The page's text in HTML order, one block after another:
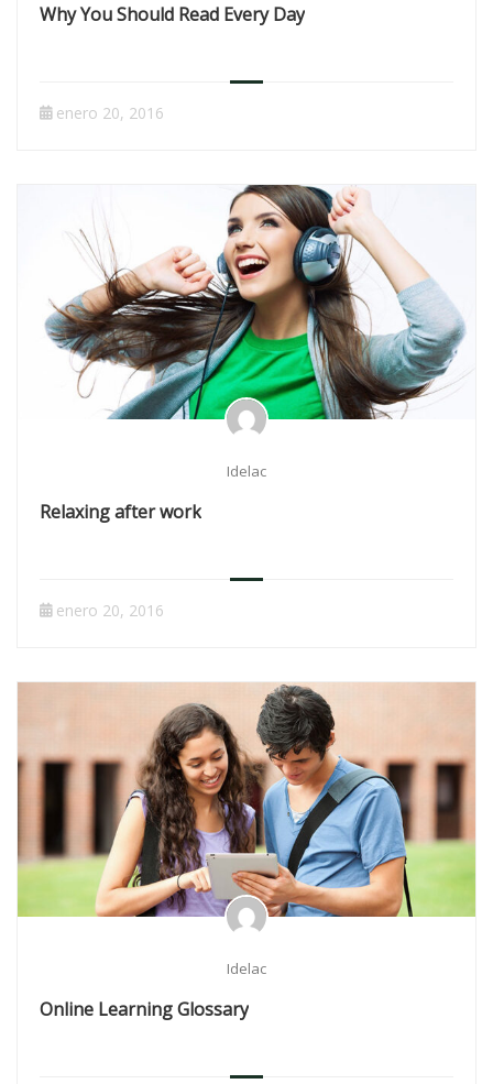
Why You Should Read Every Day
enero 20, 2016
Idelac
Relaxing after work
enero 20, 2016
Idelac
Online Learning Glossary